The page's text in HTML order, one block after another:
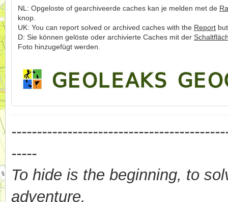
NL: Opgeloste of gearchiveerde caches kan je melden met de
knop.
UK: You can report solved or archived caches with the Report
D: Sie können gelöste oder archivierte Caches mit der
Foto hinzugefügt werden.
-----
To hide is the beginning, to
adventure.